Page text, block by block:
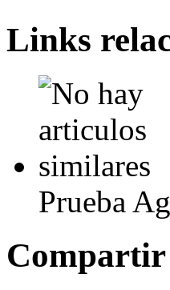
Links
Prueba
Compartir